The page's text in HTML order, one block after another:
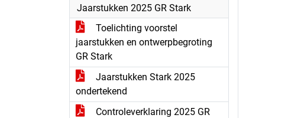
Jaarstukken 2025 GR Stark
Toelichting voorstel
jaarstukken en ontwerpbegroting
GR Stark
Jaarstukken Stark 2025
ondertekend
Controleverklaring 2025 GR